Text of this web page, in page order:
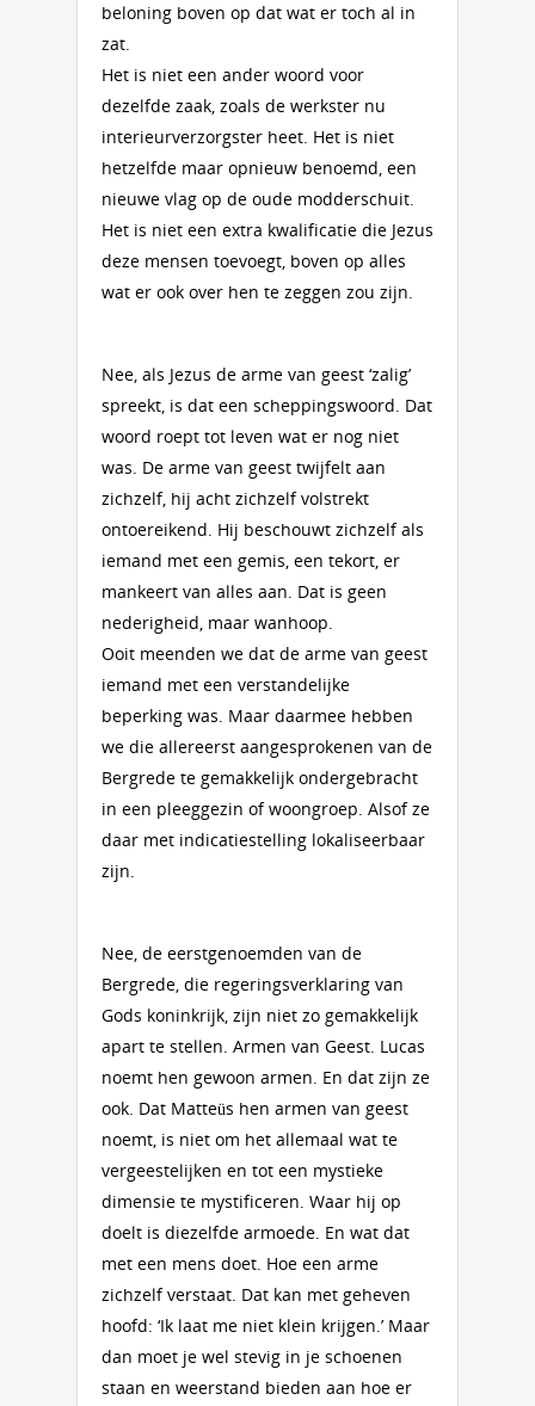
beloning boven op dat wat er toch al in
zat.
Het is niet een ander woord voor
dezelfde zaak, zoals de werkster nu
interieurverzorgster heet. Het is niet
hetzelfde maar opnieuw benoemd, een
nieuwe vlag op de oude modderschuit.
Het is niet een extra kwalificatie die Jezus
deze mensen toevoegt, boven op alles
wat er ook over hen te zeggen zou zijn.
Nee, als Jezus de arme van geest ‘zalig’
spreekt, is dat een scheppingswoord. Dat
woord roept tot leven wat er nog niet
was. De arme van geest twijfelt aan
zichzelf, hij acht zichzelf volstrekt
ontoereikend. Hij beschouwt zichzelf als
iemand met een gemis, een tekort, er
mankeert van alles aan. Dat is geen
nederigheid, maar wanhoop.
Ooit meenden we dat de arme van geest
iemand met een verstandelijke
beperking was. Maar daarmee hebben
we die allereerst aangesprokenen van de
Bergrede te gemakkelijk ondergebracht
in een pleeggezin of woongroep. Alsof ze
daar met indicatiestelling lokaliseerbaar
zijn.
Nee, de eerstgenoemden van de
Bergrede, die regeringsverklaring van
Gods koninkrijk, zijn niet zo gemakkelijk
apart te stellen. Armen van Geest. Lucas
noemt hen gewoon armen. En dat zijn ze
ook. Dat Matteüs hen armen van geest
noemt, is niet om het allemaal wat te
vergeestelijken en tot een mystieke
dimensie te mystificeren. Waar hij op
doelt is diezelfde armoede. En wat dat
met een mens doet. Hoe een arme
zichzelf verstaat. Dat kan met geheven
hoofd: ‘Ik laat me niet klein krijgen.’ Maar
dan moet je wel stevig in je schoenen
staan en weerstand bieden aan hoe er